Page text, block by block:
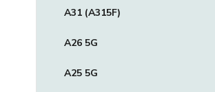
A31 (A315F)
A26 5G
A25 5G